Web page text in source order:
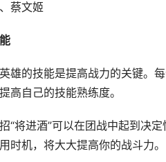
蔡文姬
雄的技能是提高战力的关键。
高自己的技能熟练度。
“将进酒”可以在团战中起到决
时机，将大大提高你的战斗力。